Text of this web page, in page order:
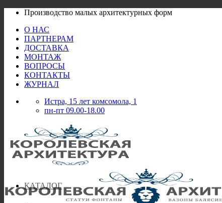
Skip
content
Производство малых архитектурных форм
О НАС
ПАРТНЕРАМ
ДОСТАВКА
МОНТАЖ
ВОПРОСЫ
КОНТАКТЫ
ЖУРНАЛ
Истра, 15 лет комсомола, 1
пн-пт 09.00-18.00
КАТАЛОГ